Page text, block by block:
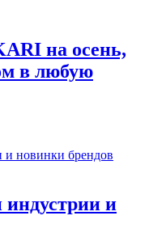
на осень,
в любую
и